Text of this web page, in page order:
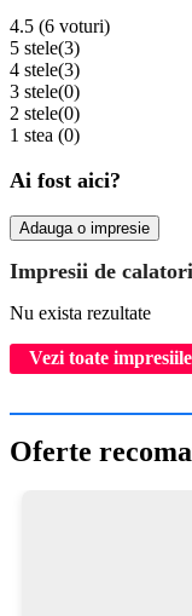
4.5 (6 voturi)
5 stele(3)
4 stele(3)
3 stele(0)
2 stele(0)
1 stea (0)
Ai fost aici?
Adauga o impresie
Impresii de
Nu exista rezultate
Vezi toate impresiile
Oferte